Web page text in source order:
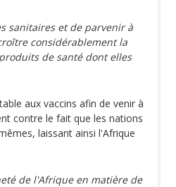
sanitaires et de parvenir à
considérablement la
de santé dont elles
aux vaccins afin de venir à
contre le fait que les nations
laissant ainsi l'Afrique
de l'Afrique en matière de